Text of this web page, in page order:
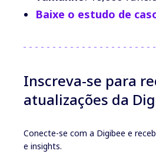
Baixe o estudo de
Inscreva-se para
atualizações da
Conecte-se com a Digibee e
e insights.